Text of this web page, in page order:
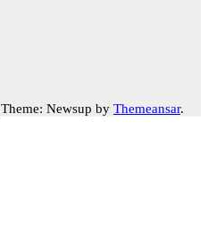
Theme: Newsup by Themeansar.